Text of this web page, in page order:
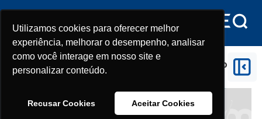
Utilizamos cookies para oferecer melhor
experiência, melhorar o desempenho, analisar
como você interage em nosso site e
personalizar conteúdo.
Recusar Cookies Aceitar Cookies
Utilizamos cookies para oferecer melhor
experiência, melhorar o desempenho, analisar
como você interage em nosso site e
personalizar conteúdo.
Recusar Cookies Aceitar Cookies
Notícias >Busca por canetas emagrecedoras